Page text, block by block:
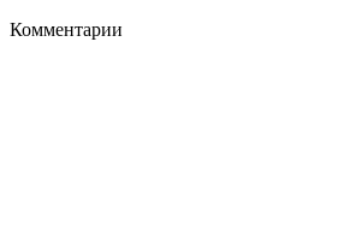
Комментарии